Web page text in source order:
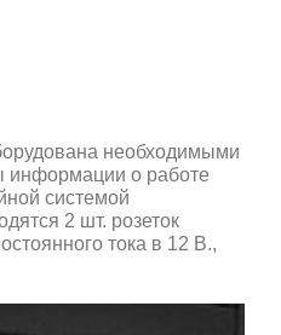
необходимыми
информации о работе
системой
2 шт. розеток
тока в 12 В.,